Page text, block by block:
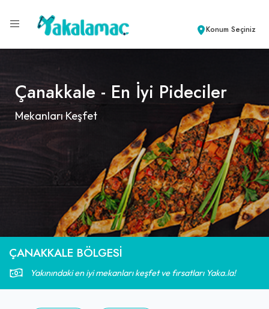
Konum Seçiniz
Çanakkale - En İyi Pideciler
Mekanları Keşfet
ÇANAKKALE BÖLGESI
Yakınındaki en iyi mekanları keşfet ve fırsatları Yaka.la!